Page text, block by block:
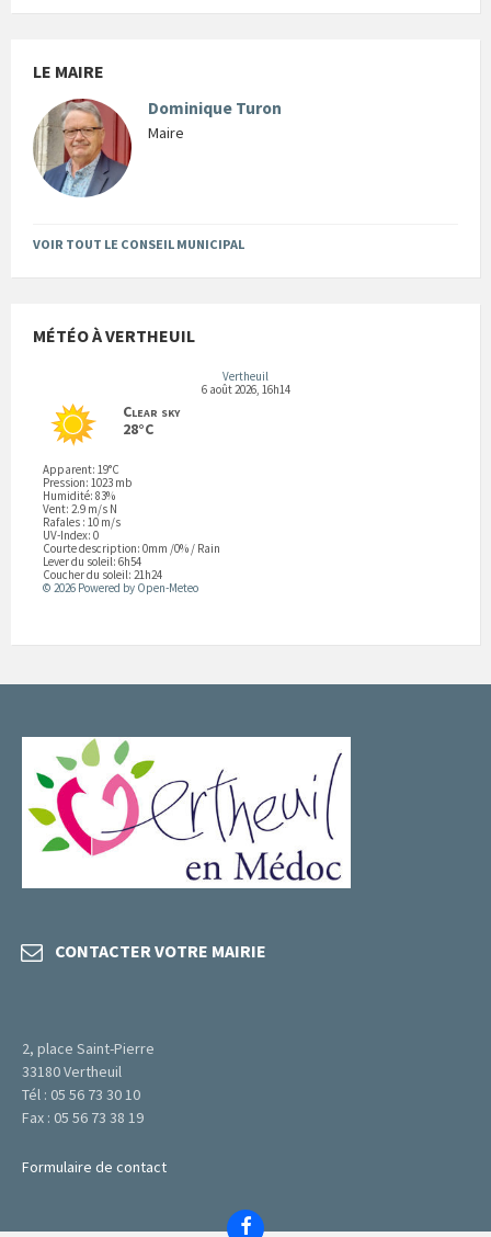
LE MAIRE
Dominique Turon
Maire
VOIR TOUT LE CONSEIL MUNICIPAL
MÉTÉO À VERTHEUIL
Vertheuil
6 août 2026, 16h14
Clear sky
28°C
Apparent: 19°C
Pression: 1023 mb
Humidité: 83%
Vent: 2.9 m/s N
Rafales : 10 m/s
UV-Index: 0
Courte description: 0mm /0% / Rain
Lever du soleil: 6h54
Coucher du soleil: 21h24
© 2026 Powered by Open-Meteo
CONTACTER VOTRE MAIRIE
2, place Saint-Pierre
33180 Vertheuil
Tél : 05 56 73 30 10
Fax : 05 56 73 38 19
Formulaire de contact
Facebook